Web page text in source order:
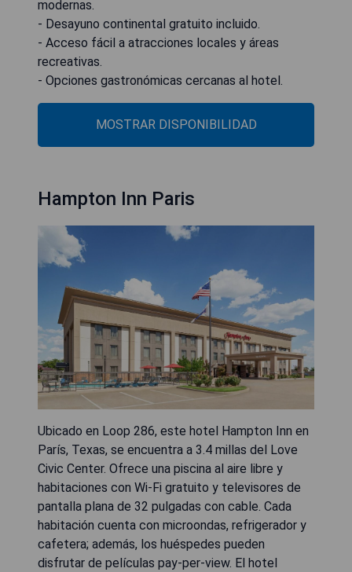
modernas.
- Desayuno continental gratuito incluido.
- Acceso fácil a atracciones locales y áreas
recreativas.
- Opciones gastronómicas cercanas al hotel.
MOSTRAR DISPONIBILIDAD
Hampton Inn Paris
Ubicado en Loop 286, este hotel Hampton Inn en
París, Texas, se encuentra a 3.4 millas del Love
Civic Center. Ofrece una piscina al aire libre y
habitaciones con Wi-Fi gratuito y televisores de
pantalla plana de 32 pulgadas con cable. Cada
habitación cuenta con microondas, refrigerador y
cafetera; además, los huéspedes pueden
disfrutar de películas pay-per-view. El hotel